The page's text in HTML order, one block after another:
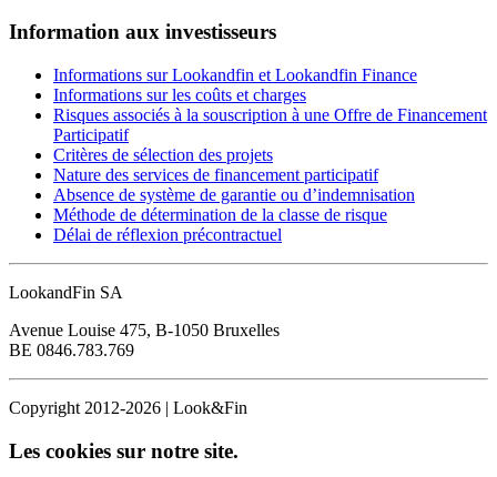
Information aux investisseurs
Informations sur Lookandfin et Lookandfin Finance
Informations sur les coûts et charges
Risques associés à la souscription à une Offre de Financement
Participatif
Critères de sélection des projets
Nature des services de financement participatif
Absence de système de garantie ou d’indemnisation
Méthode de détermination de la classe de risque
Délai de réflexion précontractuel
LookandFin SA
Avenue Louise 475, B-1050 Bruxelles
BE 0846.783.769
Copyright 2012-2026 | Look&Fin
Les cookies sur notre site.